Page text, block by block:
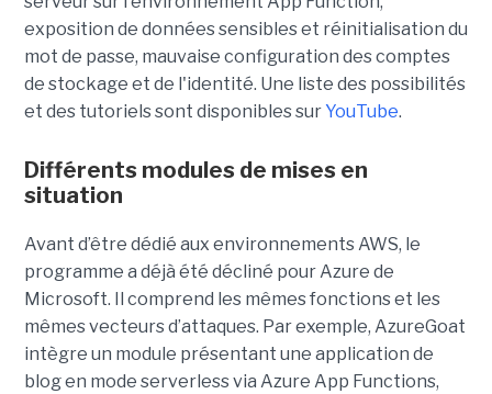
exposition de données sensibles et réinitialisation du
mot de passe, mauvaise configuration des comptes
de stockage et de l'identité. Une liste des possibilités
et des tutoriels sont disponibles surYouTube.
Différents modules de mises en
situation
Avant d’être dédié aux environnements AWS, le
programme a déjà été décliné pour Azure de
Microsoft. Il comprend les mêmes fonctions et les
mêmes vecteurs d’attaques. Par exemple, AzureGoat
intègre un module présentant une application de
blog en mode serverless via Azure App Functions,